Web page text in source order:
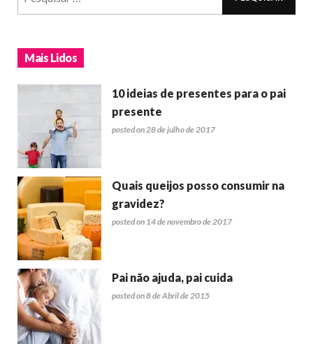
Mais Lidos
10 ideias de presentes para o pai
presente
posted on 28 de julho de 2017
Quais queijos posso consumir na
gravidez?
posted on 14 de novembro de 2017
Pai não ajuda, pai cuida
posted on 8 de Abril de 2015